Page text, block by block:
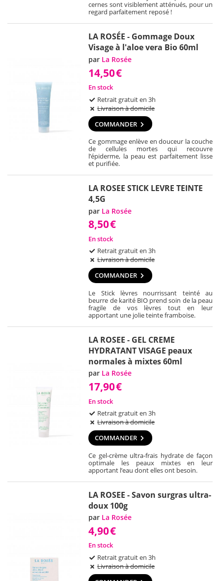
cernes sont visiblement atténués, pour un
regard parfaitement reposé !
LA ROSÉE - Gommage Doux
Visage à l'aloe vera Bio 60ml
par La Rosée
14,50€
En stock
Retrait gratuit en 3h
Livraison à domicile
COMMANDER
Ce gommage enlève en douceur la couche
de cellules mortes qui recouvre
l’épiderme, la peau est parfaitement lisse
et purifiée.
LA ROSEE STICK LEVRE TEINTE
4,5G
par La Rosée
8,50€
En stock
Retrait gratuit en 3h
Livraison à domicile
COMMANDER
Le Stick lèvres nourrissant teinté au
beurre de karité BIO prend soin de la peau
fragile de vos lèvres tout en leur
apportant une jolie teinte framboise.
LA ROSEE - GEL CREME
HYDRATANT VISAGE peaux
normales à mixtes 60ml
par La Rosée
17,90€
En stock
Retrait gratuit en 3h
Livraison à domicile
COMMANDER
Ce gel-crème ultra-frais hydrate de façon
optimale les peaux mixtes en leur
apportant l’eau dont elles ont besoin.
LA ROSEE - Savon surgras ultra-
doux 100g
par La Rosée
4,90€
En stock
Retrait gratuit en 3h
Livraison à domicile